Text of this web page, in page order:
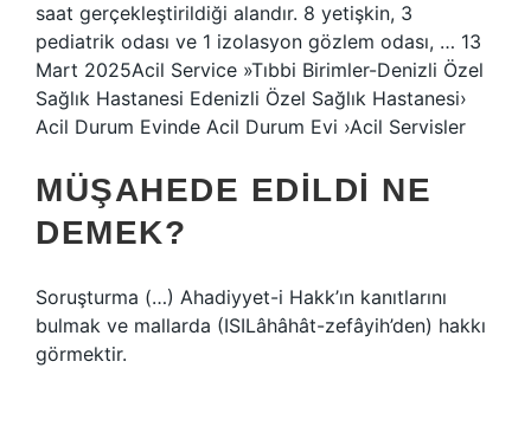
saat gerçekleştirildiği alandır. 8 yetişkin, 3
pediatrik odası ve 1 izolasyon gözlem odası, … 13
Mart 2025Acil Service »Tıbbi Birimler-Denizli Özel
Sağlık Hastanesi Edenizli Özel Sağlık Hastanesi›
Acil Durum Evinde Acil Durum Evi ›Acil Servisler
MÜŞAHEDE EDILDI NE
DEMEK?
Soruşturma (…) Ahadiyyet-i Hakk’ın kanıtlarını
bulmak ve mallarda (ISILâhâhât-zefâyih’den) hakkı
görmektir.